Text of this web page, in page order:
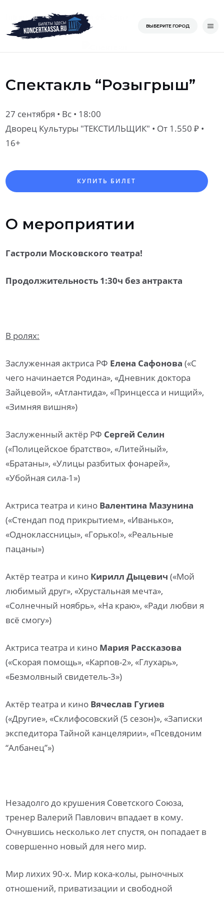
Перейти
содержимому
Главная
ВЫБЕРИТЕ ГОРОД
Главная/Волгоградская область
Спектакль “Розыгрыш”
27 сентября • Вс • 18:00
Дворец Культуры "ТЕКСТИЛЬЩИК" • От 1.550 ₽ •
16+
КУПИТЬ БИЛЕТ
О мероприятии
Гастроли Московского театра!
Продолжительность 1:30ч без антракта
В ролях:
Заслуженная актриса РФ Елена Сафонова(«С
чего начинается Родина», «Дневник доктора
Зайцевой», «Атлантида», «Принцесса и нищий»,
«Зимняя вишня»)
Заслуженный актёр РФ Сергей Селин
(«Полицейское братство», «Литейный»,
«Братаны», «Улицы разбитых фонарей»,
«Убойная сила-1»)
Актриса театра и кино Валентина Мазунина
(«Стендап под прикрытием», «Иванько»,
«Одноклассницы», «Горько!», «Реальные
пацаны»)
Актёр театра и кино Кирилл Дыцевич («Мой
любимый друг», «Хрустальная мечта»,
«Солнечный ноябрь», «На краю», «Ради любви я
всё смогу»)
Актриса театра и кино Мария Рассказова
(«Скорая помощь», «Карпов-2», «Глухарь»,
«Безмолвный свидетель-3»)
Актёр театра и кино Вячеслав Гугиев
(«Другие», «Склифосовский (5 сезон)», «Записки
экспедитора Тайной канцелярии», «Псевдоним
“Албанец”»)
Незадолго до крушения Советского Союза,
тренер Валерий Павлович впадает в кому.
Очнувшись несколько лет спустя, он попадает в
совершенно новый для него мир.
Мир лихих 90-х. Мир кока-колы, рыночных
отношений, приватизации и свободной